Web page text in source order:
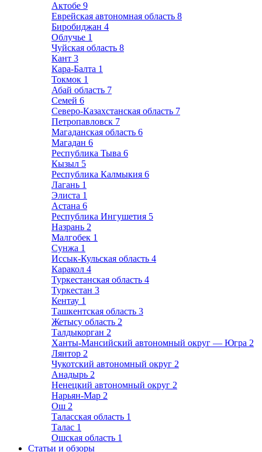
Актобе 9
Еврейская автономная область 8
Биробиджан 4
Облучье 1
Чуйская область 8
Кант 3
Кара-Балта 1
Токмок 1
Абай область 7
Семей 6
Северо-Казахстанская область 7
Петропавловск 7
Магаданская область 6
Магадан 6
Республика Тыва 6
Кызыл 5
Республика Калмыкия 6
Лагань 1
Элиста 1
Астана 6
Республика Ингушетия 5
Назрань 2
Малгобек 1
Сунжа 1
Иссык-Кульская область 4
Каракол 4
Туркестанская область 4
Туркестан 3
Кентау 1
Ташкентская область 3
Жетысу область 2
Талдыкорган 2
Ханты-Мансийский автономный округ — Югра 2
Лянтор 2
Чукотский автономный округ 2
Анадырь 2
Ненецкий автономный округ 2
Нарьян-Мар 2
Ош 2
Таласская область 1
Талас 1
Ошская область 1
Статьи и обзоры